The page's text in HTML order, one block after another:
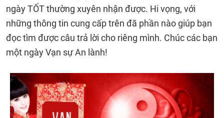
ngày TỐT thường xuyên nhận được. Hi vọng, với
những thông tin cung cấp trên đã phần nào giúp bạn
đọc tìm được câu trả lời cho riêng mình. Chúc các bạn
một ngày Vạn sự An lành!